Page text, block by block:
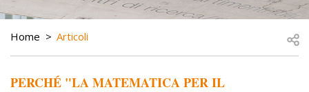
BREADCRUMB
Home Articoli
PERCHÉ "LA MATEMATICA PER IL